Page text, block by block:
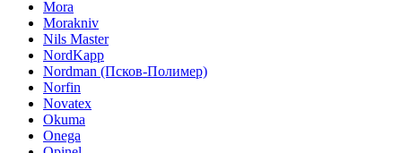
Mora
Morakniv
Nils Master
NordKapp
Nordman (Псков-Полимер)
Norfin
Novatex
Okuma
Onega